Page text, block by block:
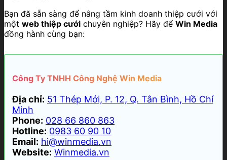
Bạn đã sẵn sàng để nâng tầm kinh doanh thiệp cưới với
một web thiệp cưới chuyên nghiệp? Hãy để Win Media
đồng hành cùng bạn:
Công Ty TNHH Công Nghệ Win Media
Địa chỉ: 51 Thép Mới, P. 12, Q. Tân Bình, Hồ Chí
Minh
Phone: 028 66 860 863
Hotline: 0983 60 90 10
Email: hi@winmedia.vn
Website: Winmedia.vn